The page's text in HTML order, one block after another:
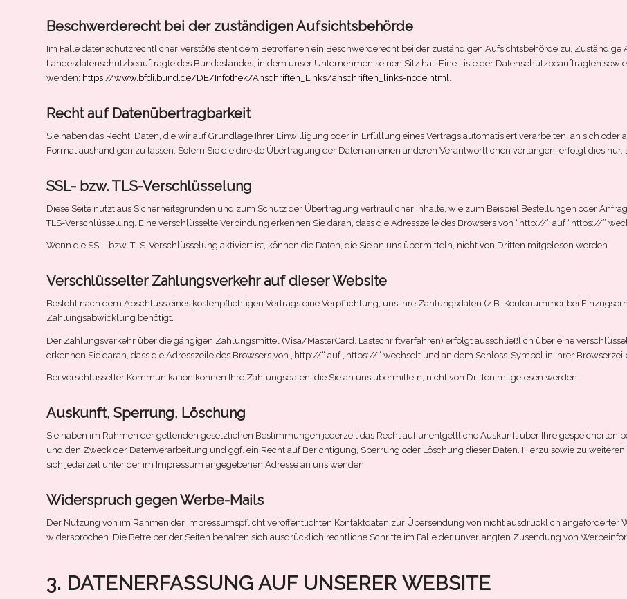
Beschwerderecht bei der zuständigen Aufsichtsbehörde
Im Falle datenschutzrechtlicher Verstöße steht dem Betroffenen ein Beschwerderecht bei der zuständigen Aufsichtsbehörde zu.
Landesdatenschutzbeauftragte des Bundeslandes, in dem unser Unternehmen seinen Sitz hat. Eine Liste der Datenschutzbeauftragten
werden: https://www.bfdi.bund.de/DE/Infothek/Anschriften_Links/anschriften_links-node.html.
Recht auf Datenübertragbarkeit
Sie haben das Recht, Daten, die wir auf Grundlage Ihrer Einwilligung oder in Erfüllung eines Vertrags automatisiert verarbeiten, an sich
Format aushändigen zu lassen. Sofern Sie die direkte Übertragung der Daten an einen anderen Verantwortlichen verlangen, erfolgt dies nur,
SSL- bzw. TLS-Verschlüsselung
Diese Seite nutzt aus Sicherheitsgründen und zum Schutz der Übertragung vertraulicher Inhalte, wie zum Beispiel Bestellungen oder
TLS-Verschlüsselung. Eine verschlüsselte Verbindung erkennen Sie daran, dass die Adresszeile des Browsers von “http://” auf “https://”
Wenn die SSL- bzw. TLS-Verschlüsselung aktiviert ist, können die Daten, die Sie an uns übermitteln, nicht von Dritten mitgelesen werden.
Verschlüsselter Zahlungsverkehr auf dieser Website
Besteht nach dem Abschluss eines kostenpflichtigen Vertrags eine Verpflichtung, uns Ihre Zahlungsdaten (z.B. Kontonummer bei
Zahlungsabwicklung benötigt.
Der Zahlungsverkehr über die gängigen Zahlungsmittel (Visa/MasterCard, Lastschriftverfahren) erfolgt ausschließlich über eine
erkennen Sie daran, dass die Adresszeile des Browsers von „http://“ auf „https://“ wechselt und an dem Schloss-Symbol in Ihrer
Bei verschlüsselter Kommunikation können Ihre Zahlungsdaten, die Sie an uns übermitteln, nicht von Dritten mitgelesen werden.
Auskunft, Sperrung, Löschung
Sie haben im Rahmen der geltenden gesetzlichen Bestimmungen jederzeit das Recht auf unentgeltliche Auskunft über Ihre gespeicherten
und den Zweck der Datenverarbeitung und ggf. ein Recht auf Berichtigung, Sperrung oder Löschung dieser Daten. Hierzu sowie zu
sich jederzeit unter der im Impressum angegebenen Adresse an uns wenden.
Widerspruch gegen Werbe-Mails
Der Nutzung von im Rahmen der Impressumspflicht veröffentlichten Kontaktdaten zur Übersendung von nicht ausdrücklich
widersprochen. Die Betreiber der Seiten behalten sich ausdrücklich rechtliche Schritte im Falle der unverlangten Zusendung von
3. DATENERFASSUNG AUF UNSERER WEBSITE